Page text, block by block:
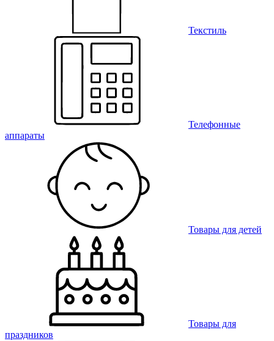
Текстиль
Телефонные
аппараты
Товары для детей
Товары для
праздников